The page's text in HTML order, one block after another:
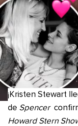
¡Kristen Stewart
de Spencer
Howard Stern